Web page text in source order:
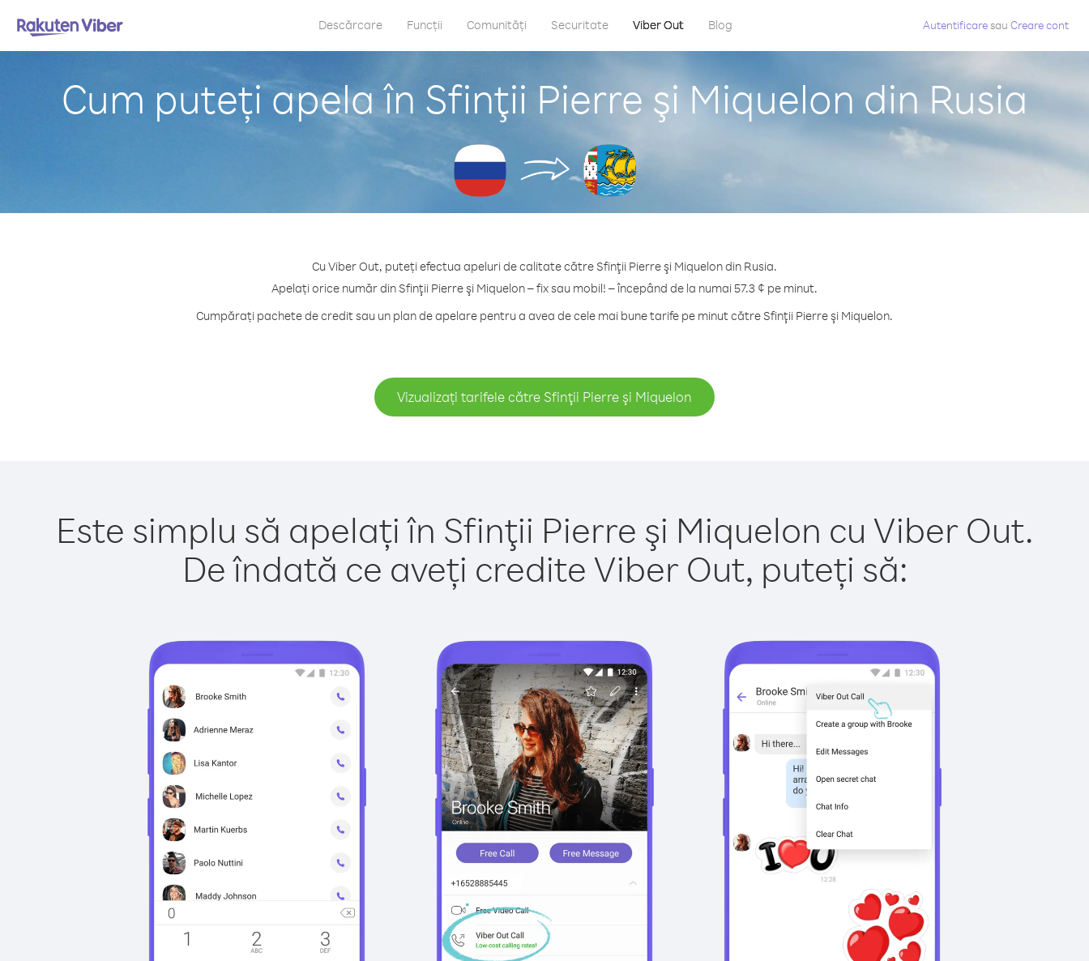
Descărcare Funcții Comunități Securitate Viber Out Blog Autentificaresau Creare cont
Cum puteți apela în Sfinţii Pierre şi Miquelon din Rusia
Cu Viber Out, puteți efectua apeluri de calitate către Sfinţii Pierre şi Miquelon din Rusia.
Apelați orice număr din Sfinţii Pierre şi Miquelon – fix sau mobil! – începând de la numai 57.3 ¢ pe minut.
Cumpărați pachete de credit sau un plan de apelare pentru a avea de cele mai bune tarife pe minut către Sfinţii Pierre şi Miquelon.
Vizualizați tarifele către Sfinţii Pierre şi Miquelon
Este simplu să apelați în Sfinţii Pierre şi Miquelon cu Viber Out.
De îndată ce aveți credite Viber Out, puteți să: